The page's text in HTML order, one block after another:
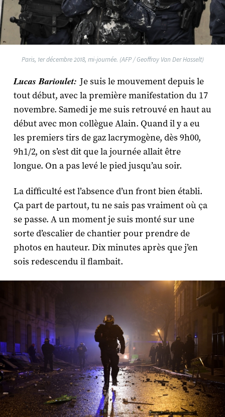
Paris, 1er décembre 2018, mi-journée. (AFP / Geoffroy Van Der Hasselt)
Lucas Barioulet: Je suis le mouvement depuis le
tout début, avec la première manifestation du 17
novembre. Samedi je me suis retrouvé en haut au
début avec mon collègue Alain. Quand il y a eu
les premiers tirs de gaz lacrymogène, dès 9h00,
9h1/2, on s’est dit que la journée allait être
longue. On a pas levé le pied jusqu’au soir.
La difficulté est l’absence d’un front bien établi.
Ça part de partout, tu ne sais pas vraiment où ça
se passe. A un moment je suis monté sur une
sorte d’escalier de chantier pour prendre de
photos en hauteur. Dix minutes après que j’en
sois redescendu il flambait.